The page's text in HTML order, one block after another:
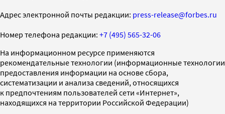
Адрес электронной почты редакции: press-release@forbes.ru
Номер телефона редакции: +7 (495) 565-32-06
На информационном ресурсе применяются
рекомендательные технологии (информационные технологии
предоставления информации на основе сбора,
систематизации и анализа сведений, относящихся
к предпочтениям пользователей сети «Интернет»,
находящихся на территории Российской Федерации)